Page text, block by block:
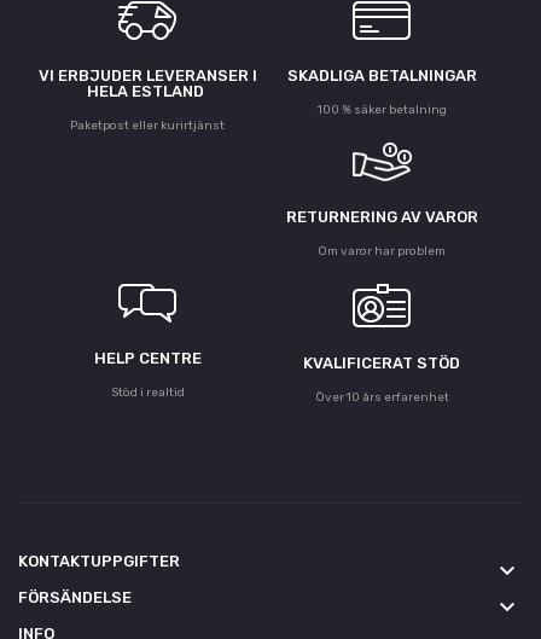
VI ERBJUDER LEVERANSER I
HELA ESTLAND
Paketpost eller kurirtjänst
SKADLIGA BETALNINGAR
100 % säker betalning
RETURNERING AV VAROR
Om varor har problem
HELP CENTRE
Stöd i realtid
KVALIFICERAT STÖD
Över 10 års erfarenhet
KONTAKTUPPGIFTER keyboard_arrow_down
FÖRSÄNDELSE keyboard_arrow_down
INFO